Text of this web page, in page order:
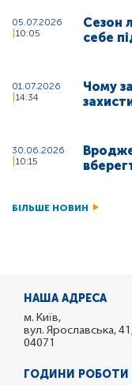
05.07.2026
10:05
Сезон
себе
01.07.2026
14:34
Чому
30.06.2026
10:15
БІЛЬШЕ НОВИН
НАША АДРЕСА
м. Київ,
вул. Ярославська,
04071
ГОДИНИ РОБОТИ